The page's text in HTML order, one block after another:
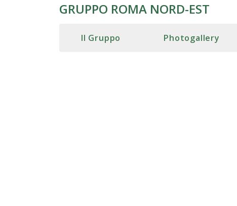
GRUPPO ROMA NORD-EST
Il Gruppo Photogallery